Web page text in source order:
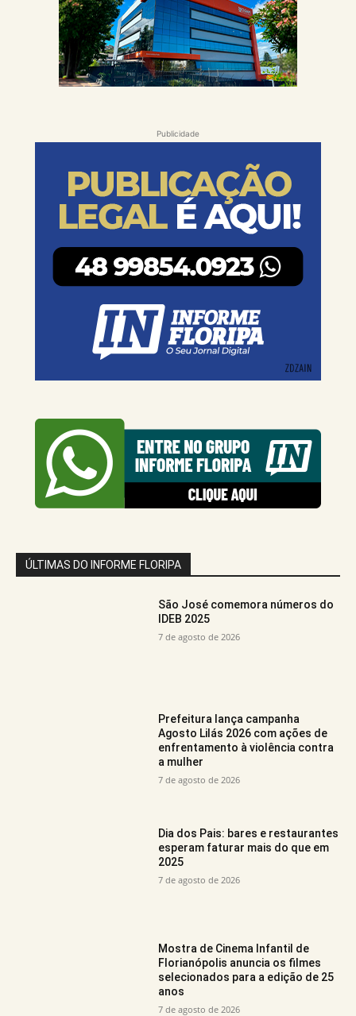
Publicidade
ÚLTIMAS DO INFORME FLORIPA
São José comemora números do
IDEB 2025
7 de agosto de 2026
Prefeitura lança campanha
Agosto Lilás 2026 com ações de
enfrentamento à violência contra
a mulher
7 de agosto de 2026
Dia dos Pais: bares e restaurantes
esperam faturar mais do que em
2025
7 de agosto de 2026
Mostra de Cinema Infantil de
Florianópolis anuncia os filmes
selecionados para a edição de 25
anos
7 de agosto de 2026